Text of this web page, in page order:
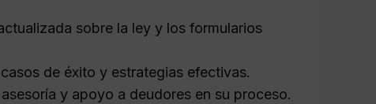
sobre la ley y los formularios
de éxito y estrategias efectivas.
y apoyo a deudores en su proceso.